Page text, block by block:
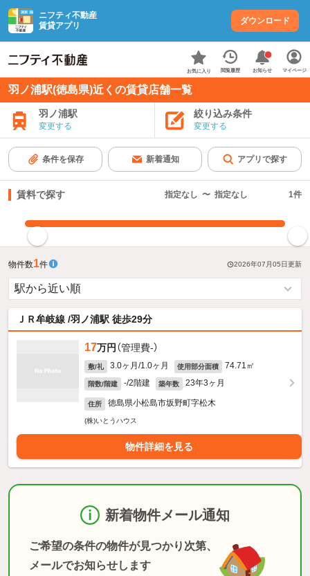
ニフティ不動産
賃貸アプリ
ダウンロード
お気に入り 閲覧履歴 お知らせ マイページ
羽ノ浦駅(徳島県)近くの賃貸店舗一覧
羽ノ浦駅
変更する
絞り込み条件
変更する
条件を保存 新着通知 アプリで探す
賃料で探す 指定なし 〜 指定なし 1件
物件数1件 2026年07月05日更新
ＪＲ牟岐線 /羽ノ浦駅 徒歩29分
17万円 （管理費-）
敷/礼 3.0ヶ月/1.0ヶ月 使用部分面積 74.71㎡
階数/階建 -/2階建 築年数 23年3ヶ月
住所 徳島県小松島市坂野町字松木
(株)いとうハウス
物件詳細を見る
新着物件メール通知
ご希望の条件の物件が見つかり次第、
メールでお知らせします